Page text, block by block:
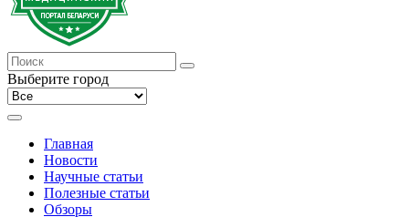
Выберите город
Главная
Новости
Научные статьи
Полезные статьи
Обзоры